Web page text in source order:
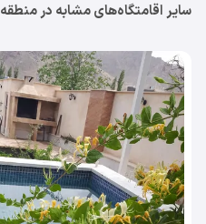
سایر اقامتگاه‌های مشابه در منطقه